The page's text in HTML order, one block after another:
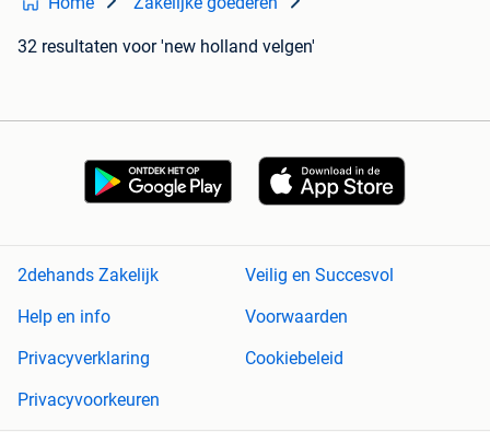
32 resultaten voor 'new holland velgen'
2dehands Zakelijk
Veilig en Succesvol
Help en info
Voorwaarden
Privacyverklaring
Cookiebeleid
Privacyvoorkeuren